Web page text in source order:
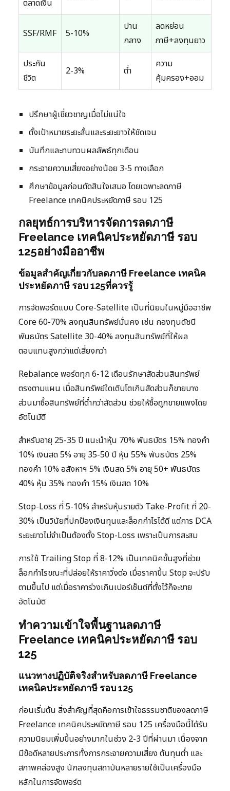
ตลาดเงิน
SSF/RMF 5-10%
ปาน
กลาง
ลดหย่อน
ภาษี+ลงทุนยาว
ประกัน
ชีวิต
2-3% ต่ำ
ความ
คุ้มครอง+ออม
ปรึกษาผู้เชี่ยวชาญเมื่อไม่แน่ใจ
ตั้งเป้าหมายระยะสั้นและระยะยาวให้ชัดเจน
บันทึกและทบทวนผลลัพธ์ทุกเดือน
กระจายความเสี่ยงอย่างน้อย 3-5 ทางเลือก
ศึกษาข้อมูลก่อนตัดสินใจเสมอ โดยเฉพาะลดภาษี
Freelance เทคนิคประหยัดภาษี รอบ 125
กลยุทธ์การบริหารจัดการลดภาษี
Freelance เทคนิคประหยัดภาษี รอบ
125อย่างมืออาชีพ
ข้อมูลสำคัญเกี่ยวกับลดภาษี Freelance เทคนิค
ประหยัดภาษี รอบ 125ที่ควรรู้
การจัดพอร์ตแบบ Core-Satellite เป็นที่นิยมในหมู่มืออาชีพ
Core 60-70% ลงทุนสินทรัพย์มั่นคง เช่น กองทุนดัชนี
พันธบัตร Satellite 30-40% ลงทุนสินทรัพย์ที่ให้ผล
ตอบแทนสูงกว่าแต่เสี่ยงกว่า
Rebalance พอร์ตทุก 6-12 เดือนรักษาสัดส่วนสินทรัพย์
ตรงตามแผน เมื่อสินทรัพย์ใดเติบโตเกินสัดส่วนก็ขายบาง
ส่วนมาซื้อสินทรัพย์ที่ต่ำกว่าสัดส่วน ช่วยให้ซื้อถูกขายแพงโดย
อัตโนมัติ
สำหรับอายุ 25-35 ปี แนะนำหุ้น 70% พันธบัตร 15% ทองคำ
10% เงินสด 5% อายุ 35-50 ปี หุ้น 55% พันธบัตร 25%
ทองคำ 10% อสังหาฯ 5% เงินสด 5% อายุ 50+ พันธบัตร
40% หุ้น 35% ทองคำ 15% เงินสด 10%
Stop-Loss ที่ 5-10% สำหรับหุ้นรายตัว Take-Profit ที่ 20-
30% เป็นวินัยที่ปกป้องเงินทุนและล็อกกำไรได้ดี แต่การ DCA
ระยะยาวไม่จำเป็นต้องตั้ง Stop-Loss เพราะเป็นการสะสม
การใช้ Trailing Stop ที่ 8-12% เป็นเทคนิคขั้นสูงที่ช่วย
ล็อกกำไรขณะที่ปล่อยให้ราคาวิ่งต่อ เมื่อราคาขึ้น Stop จะปรับ
ตามขึ้นไป แต่เมื่อราคาร่วงเกินเปอร์เซ็นต์ที่ตั้งไว้ก็จะขาย
อัตโนมัติ
ทำความเข้าใจพื้นฐานลดภาษี
Freelance เทคนิคประหยัดภาษี รอบ
125
แนวทางปฏิบัติจริงสำหรับลดภาษี Freelance
เทคนิคประหยัดภาษี รอบ 125
ก่อนเริ่มต้น สิ่งสำคัญที่สุดคือการเข้าใจธรรมชาติของลดภาษี
Freelance เทคนิคประหยัดภาษี รอบ 125 เครื่องมือนี้ได้รับ
ความนิยมเพิ่มขึ้นอย่างมากในช่วง 2-3 ปีที่ผ่านมา เนื่องจาก
มีข้อดีหลายประการทั้งการกระจายความเสี่ยง ต้นทุนต่ำ และ
สภาพคล่องสูง นักลงทุนสถาบันหลายรายใช้เป็นเครื่องมือ
หลักในการจัดพอร์ต